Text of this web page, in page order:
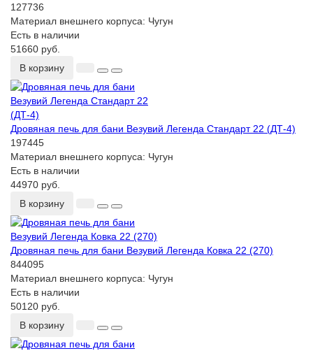
127736
Материал внешнего корпуса: Чугун
Есть в наличии
51660 руб.
В корзину
Дровяная печь для бани Везувий Легенда Стандарт 22 (ДТ-4)
197445
Материал внешнего корпуса: Чугун
Есть в наличии
44970 руб.
В корзину
Дровяная печь для бани Везувий Легенда Ковка 22 (270)
844095
Материал внешнего корпуса: Чугун
Есть в наличии
50120 руб.
В корзину